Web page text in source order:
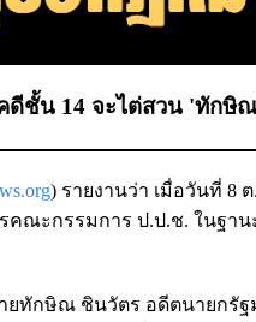
ดีชั้น 14 จะไต่สวน 'ทัก
) รายงานว่า เมื่อวันที่ 8
คณะกรรมการ ป.ป.ช. ในฐา
ทักษิณ ชินวัตร อดีตนายกรัฐ